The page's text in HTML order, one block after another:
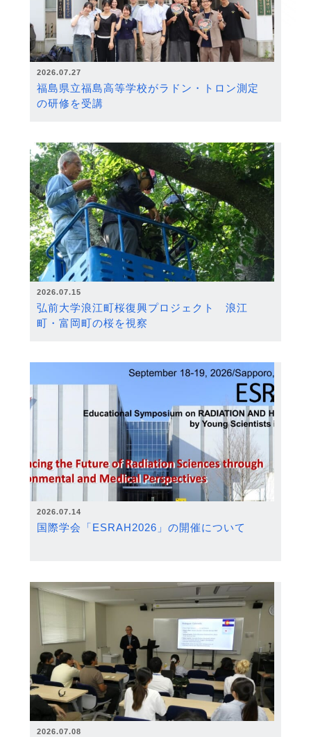
2026.07.27
福島県立福島高等学校がラドン・トロン測定
の研修を受講
2026.07.15
弘前大学浪江町桜復興プロジェクト 浪江
町・富岡町の桜を視察
2026.07.14
国際学会「ESRAH2026」の開催について
2026.07.08